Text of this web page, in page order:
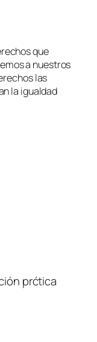
que
a nuestros
las
la igualdad
prćtica